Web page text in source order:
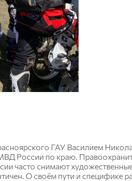
ГАУ Василием
России по краю.
часто снимают
О своём пути и специфике